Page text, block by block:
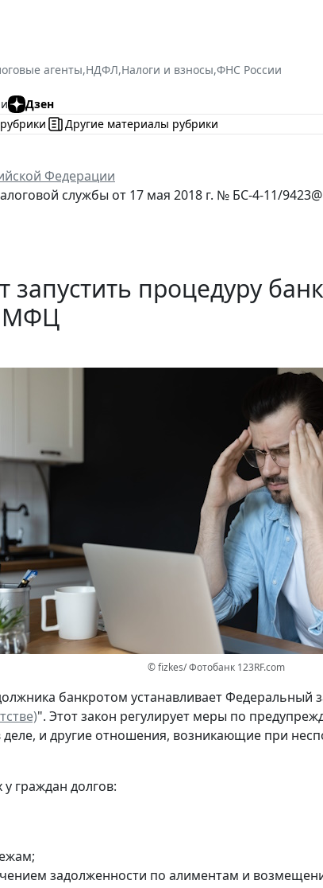
агенты,НДФЛ,Налоги и взносы,ФНС России
и
Дзен
Другие материалы рубрики
Федерации
службы от 17 мая 2018 г. № БС-4-11/
запустить процедуру
МФЦ
© fizkes/ Фотобанк 123RF.com
банкротом устанавливает Федеральный
". Этот закон регулирует меры по
и другие отношения, возникающие при
граждан долгов:
задолженности по алиментам и